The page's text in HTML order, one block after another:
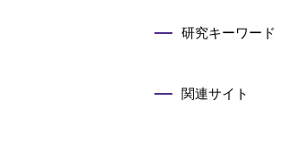
研究キーワード
関連サイト